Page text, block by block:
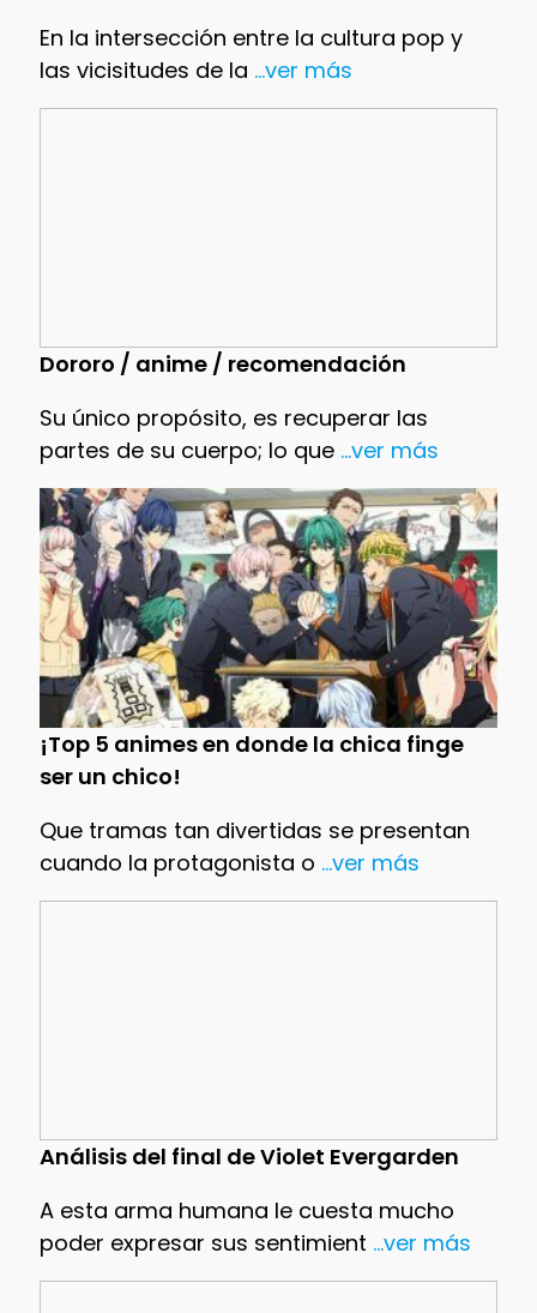
En la intersección entre la cultura pop y
las vicisitudes de la ...ver más
Dororo / anime / recomendación
Su único propósito, es recuperar las
partes de su cuerpo; lo que...ver más
¡Top 5 animes en donde la chica finge
ser un chico!
Que tramas tan divertidas se presentan
cuando la protagonista o ...ver más
Análisis del final de Violet Evergarden
A esta arma humana le cuesta mucho
poder expresar sus sentimient ...ver más